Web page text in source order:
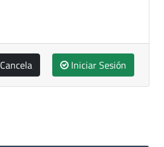
Cancela Iniciar Sesión